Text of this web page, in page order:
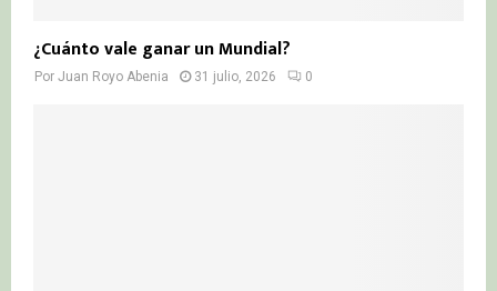
¿Cuánto vale ganar un Mundial?
Por Juan Royo Abenia 31 julio, 2026 0